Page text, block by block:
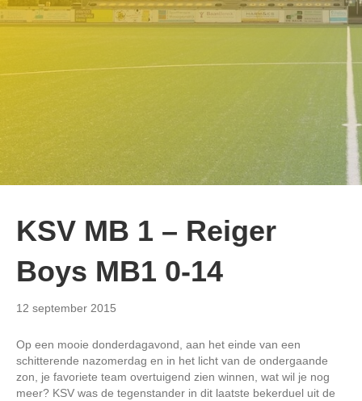
KSV MB 1 – Reiger
Boys MB1 0-14
12 september 2015
Op een mooie donderdagavond, aan het einde van een
schitterende nazomerdag en in het licht van de ondergaande
zon, je favoriete team overtuigend zien winnen, wat wil je nog
meer? KSV was de tegenstander in dit laatste bekerduel uit de